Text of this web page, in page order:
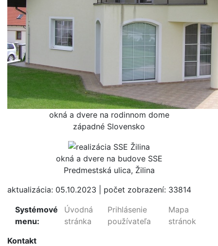
okná a dvere na rodinnom dome
západné Slovensko
okná a dvere na budove SSE
Predmestská ulica, Žilina
aktualizácia: 05.10.2023 | počet zobrazení: 33814
Systémové
menu:
Úvodná
stránka
Prihlásenie
používateľa
Mapa
stránok
Kontakt